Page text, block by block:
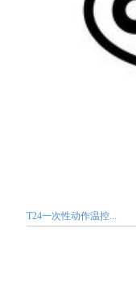
T24一次性动作温控...